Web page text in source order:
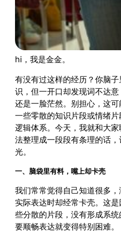
hi，我是金金。
有没有过这样的经历？你脑
识，但一开口却发现词不达
还是一脸茫然。别担心，这
一些零散的知识片段或情绪
逻辑体系。今天，我就和大
法整理成一段段有条理的话
光。
一、脑袋里有料，嘴上却卡壳
我们常常觉得自己知道很多
实际表达时却经常卡壳。这
些分散的片段，没有形成系
要顺畅表达就变得特别困难。